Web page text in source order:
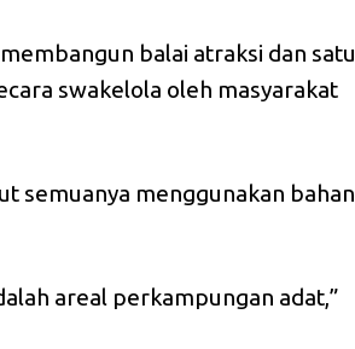
balai atraksi dan satu
swakelola oleh masyarakat
semuanya menggunakan bahan
areal perkampungan adat,”